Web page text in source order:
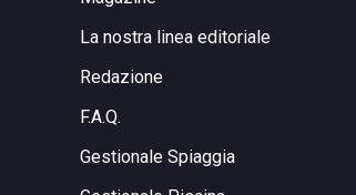
La nostra linea editoriale
Redazione
F.A.Q.
Gestionale Spiaggia